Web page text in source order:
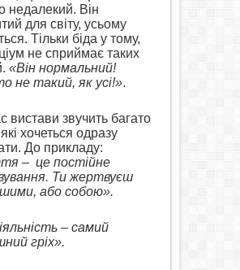
недалекий. Він
для світу, усьому
Тільки біда у тому,
не сприймає таких
«Він нормальний!
не такий, як усі!».
вистави звучить багато
хочеться одразу
До прикладу:
– це постійне
Ти жертвуєш
або собою».
– самий
гріх».